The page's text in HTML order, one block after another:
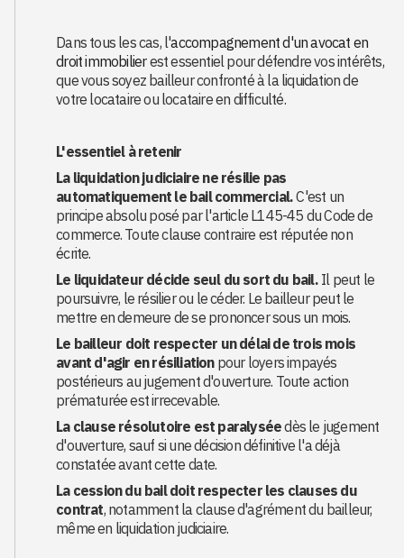
Dans tous les cas, l'accompagnement d'un avocat en
droit immobilierest essentiel pour défendre vos intérêts,
que vous soyez bailleur confronté à la liquidation de
votre locataire ou locataire en difficulté.
L'essentiel à retenir
La liquidation judiciaire ne résilie pas
automatiquement le bail commercial.C'est un
principe absolu posé par l'article L145-45 du Code de
commerce. Toute clause contraire est réputée non
écrite.
Le liquidateur décide seul du sort du bail.Il peut le
poursuivre, le résilier ou le céder. Le bailleur peut le
mettre en demeure de se prononcer sous un mois.
Le bailleur doit respecter un délai de trois mois
avant d'agir en résiliationpour loyers impayés
postérieurs au jugement d'ouverture. Toute action
prématurée est irrecevable.
La clause résolutoire est paralyséedès le jugement
d'ouverture, sauf si une décision définitive l'a déjà
constatée avant cette date.
La cession du bail doit respecter les clauses du
contrat, notamment la clause d'agrément du bailleur,
même en liquidation judiciaire.